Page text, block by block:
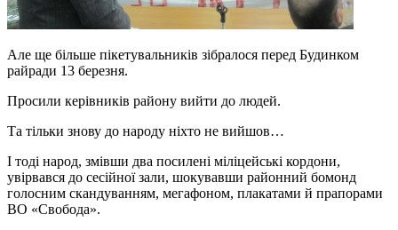
Але ще більше пікетувальників зібралося перед Будинком
райради 13 березня.
Просили керівників району вийти до людей.
Та тільки знову до народу ніхто не вийшов…
І тоді народ, змівши два посилені міліцейські кордони,
увірвався до сесійної зали, шокувавши районний бомонд
голосним скандуванням, мегафоном, плакатами й прапорами
ВО «Свобода».